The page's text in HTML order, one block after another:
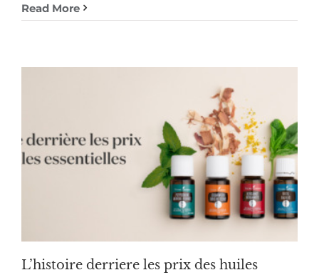
Read More
L’histoire derriere les prix des huiles